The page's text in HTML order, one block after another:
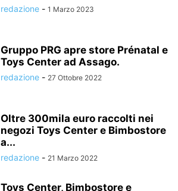
redazione - 1 Marzo 2023
Gruppo PRG apre store Prénatal e
Toys Center ad Assago.
redazione - 27 Ottobre 2022
Oltre 300mila euro raccolti nei
negozi Toys Center e Bimbostore
a...
redazione - 21 Marzo 2022
Toys Center, Bimbostore e